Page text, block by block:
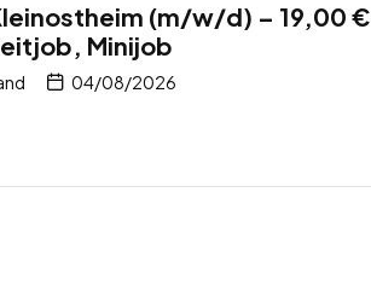
(m/w/d) – 19,00 €
Minijob
04/08/2026